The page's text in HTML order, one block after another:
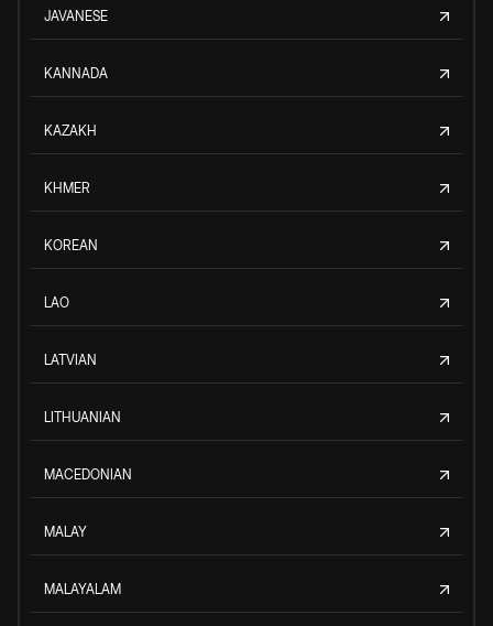
JAVANESE
KANNADA
KAZAKH
KHMER
KOREAN
LAO
LATVIAN
LITHUANIAN
MACEDONIAN
MALAY
MALAYALAM